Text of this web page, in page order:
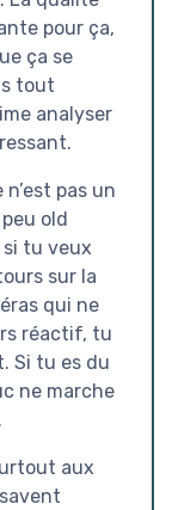
pour ça,
ça se
tout
analyser
pas un
old
si tu veux
sur la
qui ne
réactif, tu
Si tu es du
ne marche
aux